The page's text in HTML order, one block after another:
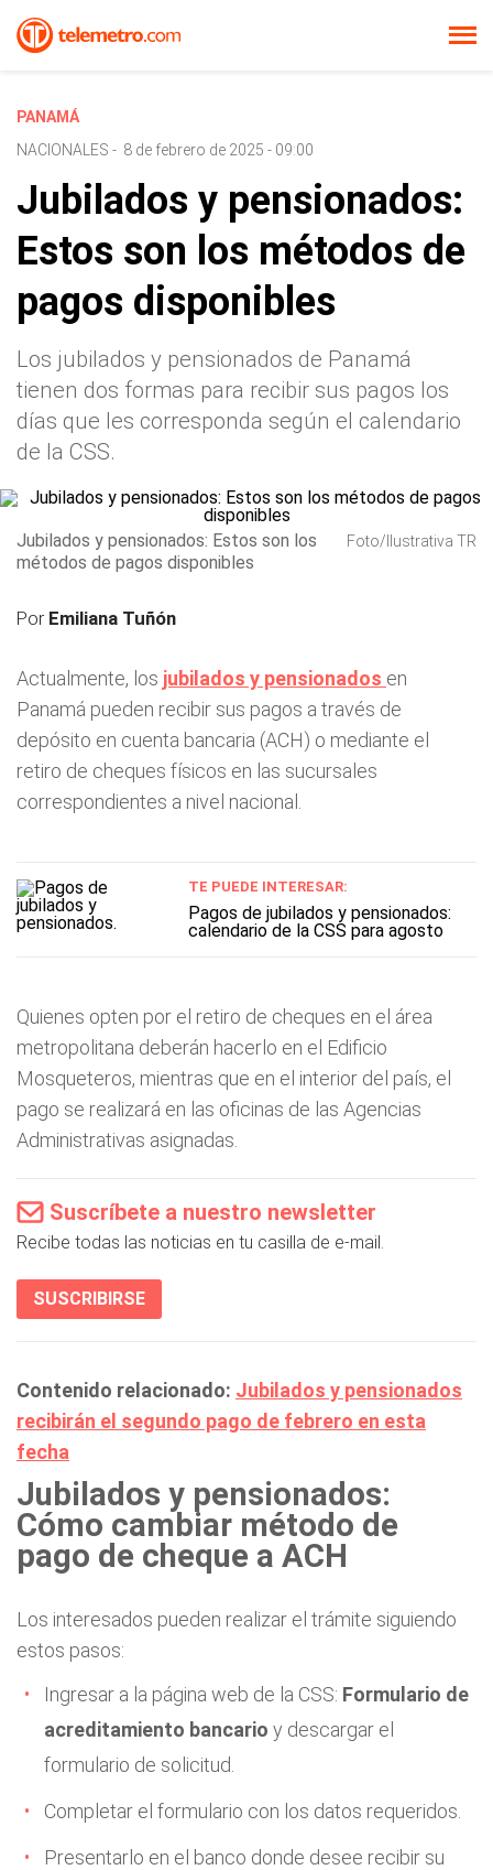
PANAMÁ
NACIONALES - 8 de febrero de 2025 - 09:00
Jubilados y pensionados:
Estos son los métodos de
pagos disponibles
Los jubilados y pensionados de Panamá
tienen dos formas para recibir sus pagos los
días que les corresponda según el calendario
de la CSS.
Jubilados y pensionados: Estos son los
métodos de pagos disponibles
Foto/Ilustrativa TR
Por Emiliana Tuñón
Actualmente, los jubilados y pensionados en
Panamá pueden recibir sus pagos a través de
depósito en cuenta bancaria (ACH) o mediante el
retiro de cheques físicos en las sucursales
correspondientes a nivel nacional.
TE PUEDE INTERESAR:
Pagos de jubilados y pensionados:
calendario de la CSS para agosto
Quienes opten por el retiro de cheques en el área
metropolitana deberán hacerlo en el Edificio
Mosqueteros, mientras que en el interior del país, el
pago se realizará en las oficinas de las Agencias
Administrativas asignadas.
Suscríbete a nuestro newsletter
Recibe todas las noticias en tu casilla de e-mail.
SUSCRIBIRSE
Contenido relacionado: Jubilados y pensionados
recibirán el segundo pago de febrero en esta
fecha
Jubilados y pensionados:
Cómo cambiar método de
pago de cheque a ACH
Los interesados pueden realizar el trámite siguiendo
estos pasos:
Ingresar a la página web de la CSS: Formulario de
acreditamiento bancario y descargar el
formulario de solicitud.
Completar el formulario con los datos requeridos.
Presentarlo en el banco donde desee recibir su